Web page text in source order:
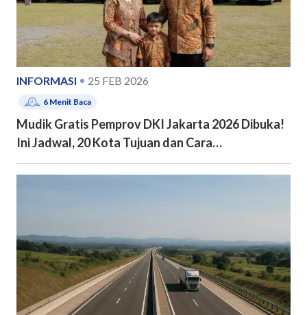
INFORMASI 25 FEB 2026
6 Menit Baca
Mudik Gratis Pemprov DKI Jakarta 2026 Dibuka!
Ini Jadwal, 20 Kota Tujuan dan Cara
Pendaftarannya